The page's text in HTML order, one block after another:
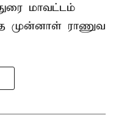
மாவட்டம்
முன்னாள் ராணுவ